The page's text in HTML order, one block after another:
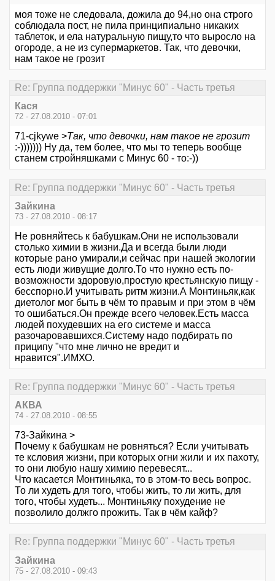
моя тоже не следовала, дожила до 94,но она строго
соблюдала пост, не пила принципиально никаких
таблеток, и ела натуральную пищу,то что выросло на
огороде, а не из супермаркетов. Так, что девочки,
нам такое не грозит
Re: Группа поддержки "Минус 60" - Часть третья
Кася
72 - 27.08.2010 - 07:01
71-cjkywe >Так, что девочки, нам такое не грозит
:-))))))) Ну да, тем более, что мы то теперь вообще
станем стройняшками с Минус 60 - то:-))
Re: Группа поддержки "Минус 60" - Часть третья
Зайкина
73 - 27.08.2010 - 08:17
Не ровняйтесь к бабушкам.Они не использовали
столько химии в жизни.Да и всегда были люди
которые рано умирали,и сейчас при нашей экологии
есть люди живущие долго.То что нужно есть по-
возможности здоровую,простую крестьянскую пищу -
бесспорно.И учитывать ритм жизни.А Монтиньяк,как
диетолог мог быть в чём то правым и при этом в чём
то ошибаться.Он прежде всего человек.Есть масса
людей похудевших на его системе и масса
разочаровавшихся.Систему надо подбирать по
приципу "что мне лично не вредит и
нравится".ИМХО.
Re: Группа поддержки "Минус 60" - Часть третья
АКВА
74 - 27.08.2010 - 08:55
73-Зайкина >
Почему к бабушкам не ровняться? Если учитывать
те ксловия жизни, при которых огни жили и их пахоту,
то они любую нашу химию перевесят...
Что касается Монтиньяка, то в этом-то весь вопрос.
То ли худеть для того, чтобы жить, то ли жить, для
того, чтобы худеть... Монтиньяку похудение не
позволило должго прожить. Так в чём кайф?
Re: Группа поддержки "Минус 60" - Часть третья
Зайкина
75 - 27.08.2010 - 09:43